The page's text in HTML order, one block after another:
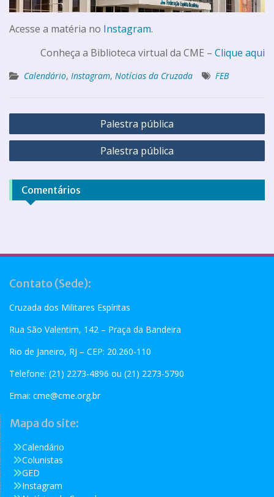
Acesse a matéria no Instagram.
Conheça a Biblioteca virtual da CME – Clique aqui
Calendário, Instagram, Notícias da Cruzada FEB
Palestra pública
Palestra pública
Comentários
Contato (Sede):
Cruzada dos Militares Espíritas
Rua São Valentim, 142 – Praça da Bandeira
Rio de Janeiro, RJ – CEP: 20.260-110
Telefone: (21) 2273-4896 ou (21) 2273-5790
Emai: cme@cme.org.br
Mapa do site:
Calendário
Colunistas
GED
Instagram